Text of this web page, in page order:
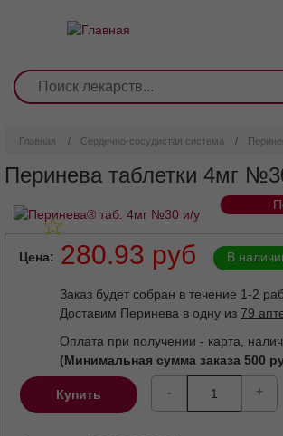
Главная Сердечно-сосудистая система
Перинева таблетки 4мг
Цена 280.93 руб В
Заказ будет собран в течение 1-2
Доставим Перинева в одну из 79
Оплата при получении - карта,
(Минимальная сумма заказа 500
Купить - +